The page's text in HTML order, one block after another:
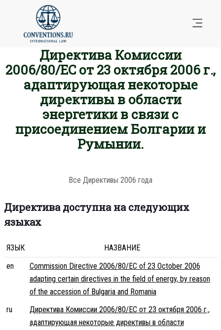
Директива Комиссии
2006/80/EC от 23 октября 2006 г.,
адаптирующая некоторые
директивы в области
энергетики в связи с
присоединением Болгарии и
Румынии.
Все Директивы 2006 года
Директива доступна на следующих
языках
ЯЗЫК
НАЗВАНИЕ
en
Commission Directive 2006/80/EC of 23 October 2006
adapting certain directives in the field of energy, by reason
of the accession of Bulgaria and Romania
ru
Директива Комиссии 2006/80/EC от 23 октября 2006 г.,
адаптирующая некоторые директивы в области